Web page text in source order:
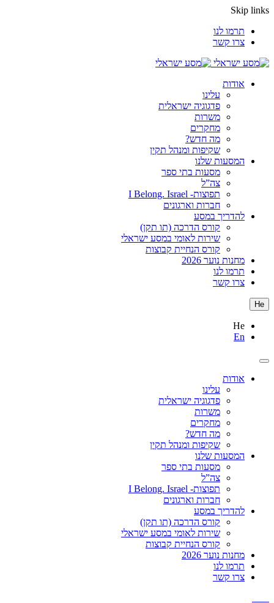
Skip links
תרמו לנו
צרו קשר
אודות
עלינו
פדגוגיה ישראלית
משרות
מחקרים
מה חדש?
שקיפות ומנהל תקין
המסעות שלנו
מסעות בתי ספר
צה”ל
תפוצות- I Belong. Israel
חברות וארגונים
להדריך במסע
קורס הדרכה (תו תקן)
שירות לאומי במסע ישראלי
קורס הנחיית קבוצות
מחנות נוער 2026
תרמו לנו
צרו קשר
He
He
En
אודות
עלינו
פדגוגיה ישראלית
משרות
מחקרים
מה חדש?
שקיפות ומנהל תקין
המסעות שלנו
מסעות בתי ספר
צה”ל
תפוצות- I Belong. Israel
חברות וארגונים
להדריך במסע
קורס הדרכה (תו תקן)
שירות לאומי במסע ישראלי
קורס הנחיית קבוצות
מחנות נוער 2026
תרמו לנו
צרו קשר